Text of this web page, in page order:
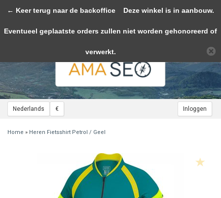
Nederlands € Inloggen
Toggle
Home » Heren Fietsshirt Petrol / Geel
Wij slaan cookies op om onze website te verbeteren. Is dat akkoord?
Ja
← Keer terug naar de backoffice Deze winkel is in aanbouw.
Eventueel geplaatste orders zullen niet worden gehonoreerd of
verwerkt.